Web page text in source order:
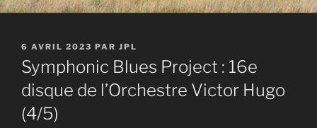
PUBLIÉ
LE
6 AVRIL 2023 PAR JPL
Symphonic Blues Project : 16e
disque de l’Orchestre Victor Hugo
(4/5)